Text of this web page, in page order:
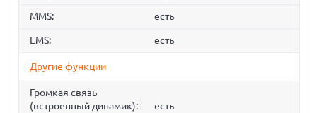
MMS: есть
EMS: есть
Другие функции
Громкая связь
(встроенный динамик):
есть